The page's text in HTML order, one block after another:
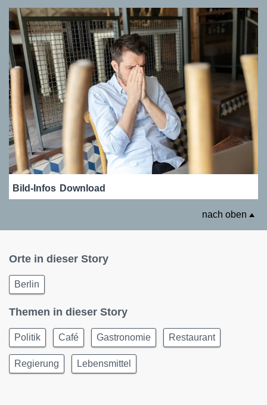
Bild-Infos Download
nach oben
Orte in dieser Story
Berlin
Themen in dieser Story
Politik Café Gastronomie Restaurant
Regierung Lebensmittel